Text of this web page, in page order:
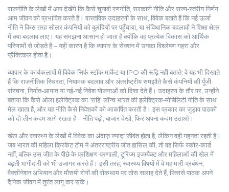
राजनीति के लेखों में आप देखेंगे कि कैसे चुनावी रणनीति, सरकारी नीति और राज्य‑स्तरीय निर्णय
आम जीवन को प्रभावित करते हैं। वास्तविक उदाहरणों के साथ, विवेक बताते हैं कि नई ऊर्जा
नीति ने किस तरह सोलर कंपनियों को बुलंदियों पर पहुँचाया, या संविधानिक बदलावों ने शिक्षा क्षेत्र
में क्या बदलाव लाए। यह समझना आसान हो जाता है क्योंकि वह प्रत्येक विकास को आर्थिक
परिणामों से जोड़ते हैं – यही कारण है कि व्यापार के सेक्शन में उनका विश्लेषण गहरा और
प्रैक्टिकल होता है।
व्यापार के कार्यकलापों में विवेक सिर्फ स्टॉक मार्केट या IPO की रूढ़ि नहीं बताते; वे यह भी दिखाते
हैं कि राजनीतिक स्थिरता, नियामक बदलाव और अंतर्राष्ट्रीय समझौते कैसे कंपनियों की पूँजी
संरचना, निर्यात‑आयात या नई‑नई निवेश योजनाओं को दिशा देते हैं। उदाहरण के तौर पर, उन्होंने
बताया कि कैसे ओला इलेक्ट्रिक का ‘राहि’ लॉन्च भारत की इलेक्ट्रिक‑मोबिलिटी नीति के साथ
मेल खाता है, और यह नीति कैसे निवेशकों को आकर्षित करती है। इस प्रकार का जुड़ाव पाठकों
को दो‑तीन कदम आगे रखता है – नीति पढ़ो, बाजार देखो, फिर अपना कदम उठाओ।
खेल और स्वास्थ्य के लेखों में विवेक का अंदाज़ ज्यादा जीवंत होता है, लेकिन वही गहनता रहती है।
जब भारत की महिला क्रिकेट टीम ने अंतरराष्ट्रीय जीत हासिल की, तो वह सिर्फ स्कोर‑कार्ड
नहीं, बल्कि उस जीत के पीछे के प्रशिक्षण‑प्रणाली, टूरिज्म इजम्पैक्ट और महिलाओं की खेल में
बढ़ती भागीदारी को भी उजागर करते हैं। इसी तरह, स्वास्थ्य विषयों में वे महामारी‑प्रबंधन,
वैक्सीनेशन अभियान और मौसमी रोगों की रोकथाम पर ठोस सलाह देते हैं, जिससे पाठक अपने
दैनिक जीवन में तुरंत लागू कर सकें।